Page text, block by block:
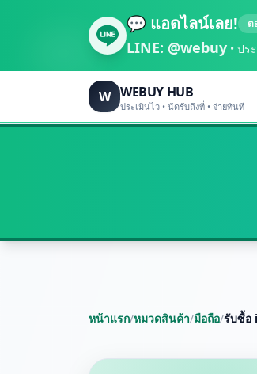
💬 แอดไลน์เลย! ต
LINE: @webuy • ปร
W WEBUY HUB
ประเมินไว • นัดรับถึงที่ • จ่ายทันที
หน้าแรก/หมวดสินค้า/มือถือ/รับซื้อ